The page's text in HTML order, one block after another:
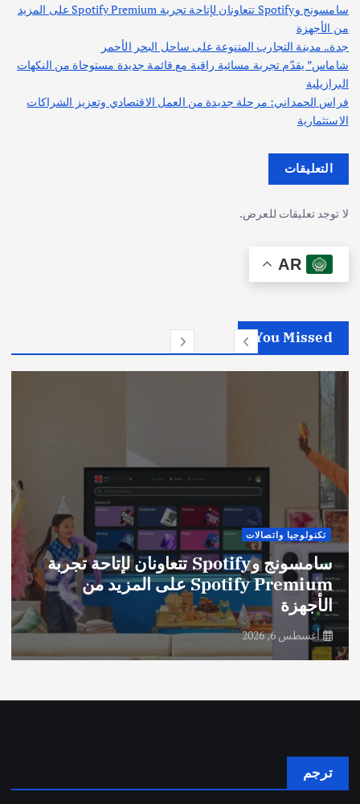
سامسونج وSpotify تتعاونان لإتاحة تجربة Spotify Premium على المزيد
من الأجهزة
جدة.. مدينة التجارب المتنوعة على ساحل البحر الأحمر
شاماس” يقدّم تجربة مسائية راقية مع قائمة جديدة مستوحاة من النكهات
البرازيلية
فراس الحمداني: مرحلة جديدة من العمل الاقتصادي وتعزيز الشراكات
الاستثمارية
التعليقات
لا توجد تعليقات للعرض.
AR
You Missed
تكنولوجيا واتصالات
سامسونج وSpotify تتعاونان لإتاحة تجربة
Spotify Premium على المزيد من
الأجهزة
أغسطس 6, 2026
ترجم